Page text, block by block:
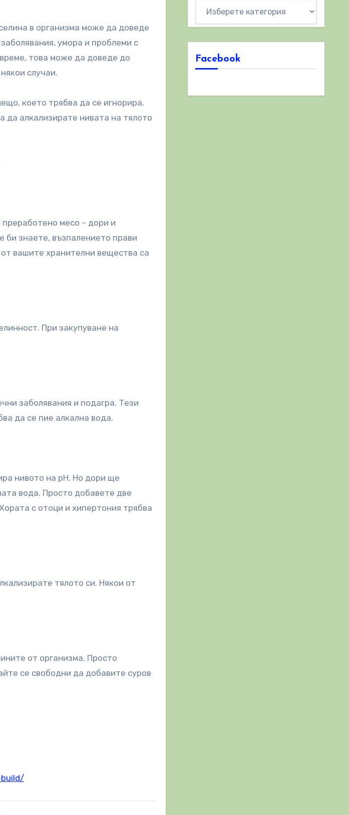
в организма може да доведе
умора и проблеми с
това може да доведе до
случаи.
което трябва да се игнорира.
алкализирате нивата на тялото
месо – дори и
би знаете, възпалението прави
вашите хранителни вещества са
При закупуване на
заболявания и подагра. Тези
да се пие алкална вода.
нивото на рН. Но дори ще
вода. Просто добавете две
с отоци и хипертония трябва
тялото си. Някои от
от организма. Просто
се свободни да добавите суров
Facebook